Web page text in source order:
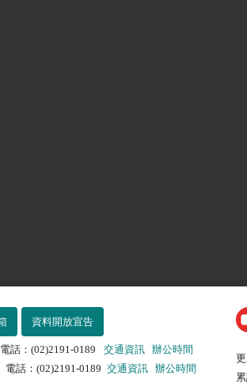
資料開放宣告
話：(02)2191-0189 交通資訊
辦公時間
話：(02)2191-0189 交通資訊 辦公時間